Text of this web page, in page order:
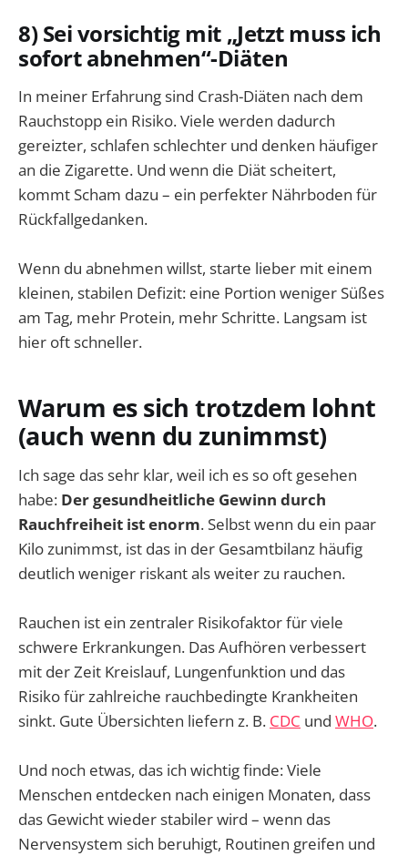
8) Sei vorsichtig mit „Jetzt muss ich
sofort abnehmen“-Diäten
In meiner Erfahrung sind Crash-Diäten nach dem
Rauchstopp ein Risiko. Viele werden dadurch
gereizter, schlafen schlechter und denken häufiger
an die Zigarette. Und wenn die Diät scheitert,
kommt Scham dazu – ein perfekter Nährboden für
Rückfallgedanken.
Wenn du abnehmen willst, starte lieber mit einem
kleinen, stabilen Defizit: eine Portion weniger Süßes
am Tag, mehr Protein, mehr Schritte. Langsam ist
hier oft schneller.
Warum es sich trotzdem lohnt
(auch wenn du zunimmst)
Ich sage das sehr klar, weil ich es so oft gesehen
habe: Der gesundheitliche Gewinn durch
Rauchfreiheit ist enorm. Selbst wenn du ein paar
Kilo zunimmst, ist das in der Gesamtbilanz häufig
deutlich weniger riskant als weiter zu rauchen.
Rauchen ist ein zentraler Risikofaktor für viele
schwere Erkrankungen. Das Aufhören verbessert
mit der Zeit Kreislauf, Lungenfunktion und das
Risiko für zahlreiche rauchbedingte Krankheiten
sinkt. Gute Übersichten liefern z. B. CDC und WHO.
Und noch etwas, das ich wichtig finde: Viele
Menschen entdecken nach einigen Monaten, dass
das Gewicht wieder stabiler wird – wenn das
Nervensystem sich beruhigt, Routinen greifen und